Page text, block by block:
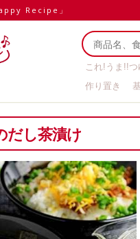
Recipe」
これ!うま!!つ
作り置き
だし茶漬け